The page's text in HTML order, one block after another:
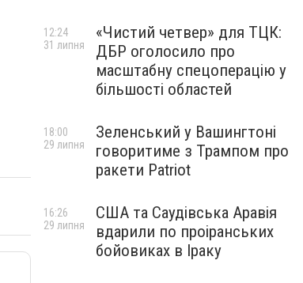
«Чистий четвер» для ТЦК:
ДБР оголосило про
масштабну спецоперацію у
більшості областей
12:24
31 липня
Зеленський у Вашингтоні
говоритиме з Трампом про
ракети Patriot
18:00
29 липня
США та Саудівська Аравія
вдарили по проіранських
бойовиках в Іраку
16:26
29 липня